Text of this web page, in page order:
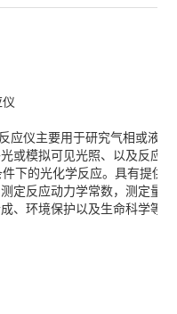
应仪主要用于研究气相或液相
或模拟可见光照、以及反应
下的光化学反应。具有提供
定反应动力学常数，测定量
、环境保护以及生命科学等